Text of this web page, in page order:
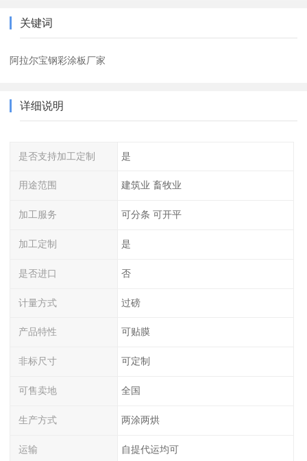
关键词
阿拉尔宝钢彩涂板厂家
详细说明
是否支持加工定制 是
用途范围 建筑业 畜牧业
加工服务 可分条 可开平
加工定制 是
是否进口 否
计量方式 过磅
产品特性 可贴膜
非标尺寸 可定制
可售卖地 全国
生产方式 两涂两烘
运输 自提代运均可